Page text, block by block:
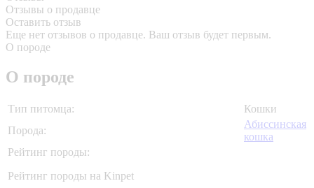
Отзывы о продавце
Оставить отзыв
Еще нет отзывов о продавце. Ваш отзыв будет первым.
О породе
О породе
Тип питомца:
Кошки
Порода:
Абиссинская
кошка
Рейтинг породы:
Рейтинг породы на Kinpet